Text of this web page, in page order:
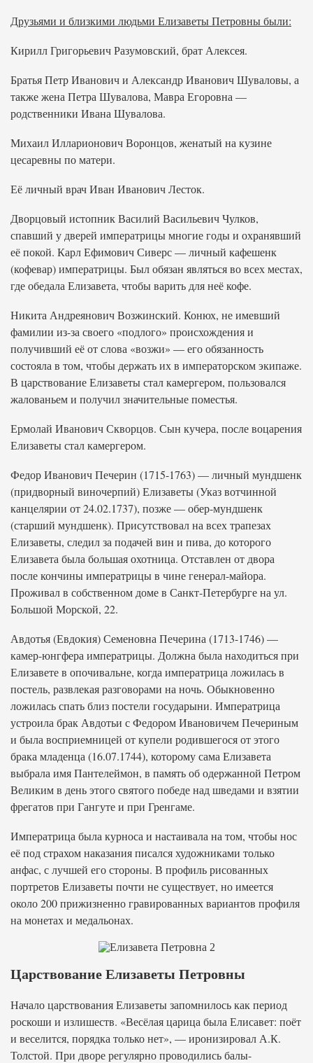
Друзьями и близкими людьми Елизаветы Петровны были:
Кирилл Григорьевич Разумовский, брат Алексея.
Братья Петр Иванович и Александр Иванович Шуваловы, а
также жена Петра Шувалова, Мавра Егоровна —
родственники Ивана Шувалова.
Михаил Илларионович Воронцов, женатый на кузине
цесаревны по матери.
Её личный врач Иван Иванович Лесток.
Дворцовый истопник Василий Васильевич Чулков,
спавший у дверей императрицы многие годы и охранявший
её покой. Карл Ефимович Сиверс — личный кафешенк
(кофевар) императрицы. Был обязан являться во всех местах,
где обедала Елизавета, чтобы варить для неё кофе.
Никита Андреянович Возжинский. Конюх, не имевший
фамилии из-за своего «подлого» происхождения и
получивший её от слова «возжи» — его обязанность
состояла в том, чтобы держать их в императорском экипаже.
В царствование Елизаветы стал камергером, пользовался
жалованьем и получил значительные поместья.
Ермолай Иванович Скворцов. Сын кучера, после воцарения
Елизаветы стал камергером.
Федор Иванович Печерин (1715-1763) — личный мундшенк
(придворный виночерпий) Елизаветы (Указ вотчинной
канцелярии от 24.02.1737), позже — обер-мундшенк
(старший мундшенк). Присутствовал на всех трапезах
Елизаветы, следил за подачей вин и пива, до которого
Елизавета была большая охотница. Отставлен от двора
после кончины императрицы в чине генерал-майора.
Проживал в собственном доме в Санкт-Петербурге на ул.
Большой Морской, 22.
Авдотья (Евдокия) Семеновна Печерина (1713-1746) —
камер-юнгфера императрицы. Должна была находиться при
Елизавете в опочивальне, когда императрица ложилась в
постель, развлекая разговорами на ночь. Обыкновенно
ложилась спать близ постели государыни. Императрица
устроила брак Авдотьи с Федором Ивановичем Печериным
и была восприемницей от купели родившегося от этого
брака младенца (16.07.1744), которому сама Елизавета
выбрала имя Пантелеймон, в память об одержанной Петром
Великим в день этого святого победе над шведами и взятии
фрегатов при Гангуте и при Гренгаме.
Императрица была курноса и настаивала на том, чтобы нос
её под страхом наказания писался художниками только
анфас, с лучшей его стороны. В профиль рисованных
портретов Елизаветы почти не существует, но имеется
около 200 прижизненно гравированных вариантов профиля
на монетах и медальонах.
Царствование Елизаветы Петровны
Начало царствования Елизаветы запомнилось как период
роскоши и излишеств. «Весёлая царица была Елисавет: поёт
и веселится, порядка только нет», — иронизировал А.К.
Толстой. При дворе регулярно проводились балы-